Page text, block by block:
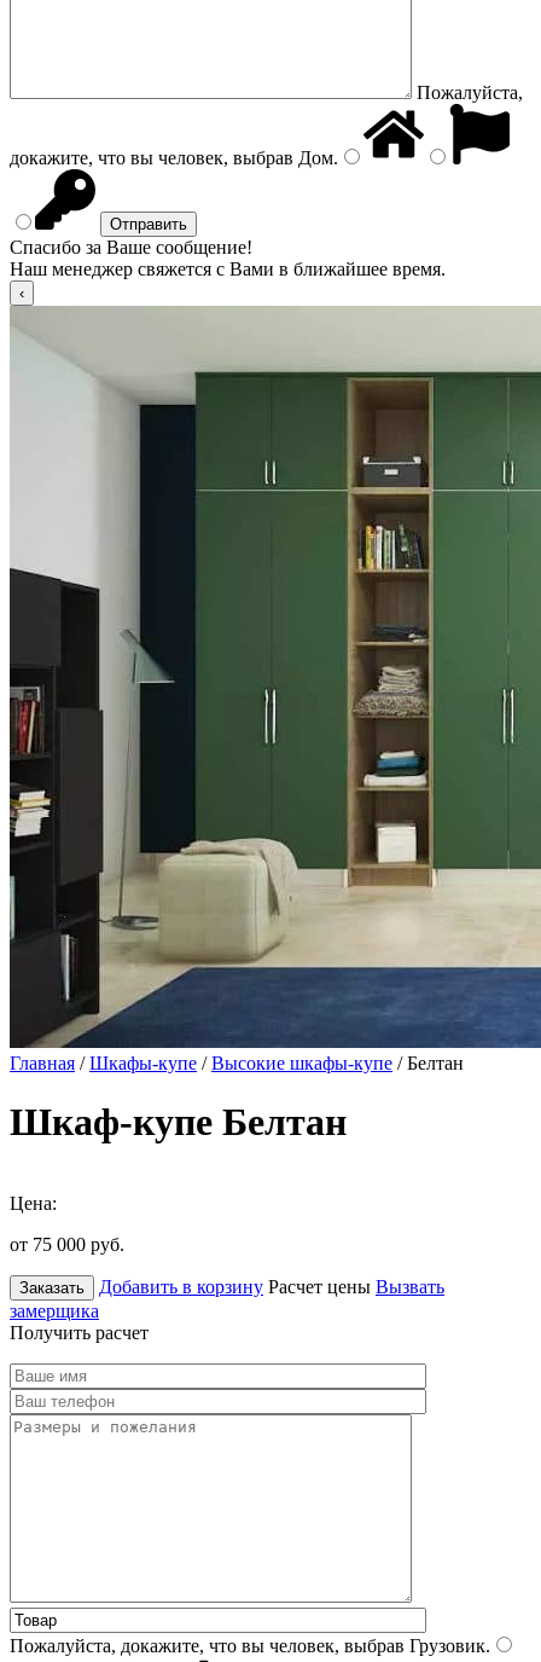
Пожалуйста,
докажите, что вы человек, выбрав Дом.
Спасибо за Ваше сообщение!
Наш менеджер свяжется с Вами в ближайшее время.
Главная /Шкафы-купе /Высокие шкафы-купе / Белтан
Шкаф-купе Белтан
Цена:
от 75 000 руб.
Заказать Добавить в корзину Расчет цены Вызвать
замерщика
Получить расчет
Пожалуйста, докажите, что вы человек, выбрав Грузовик.